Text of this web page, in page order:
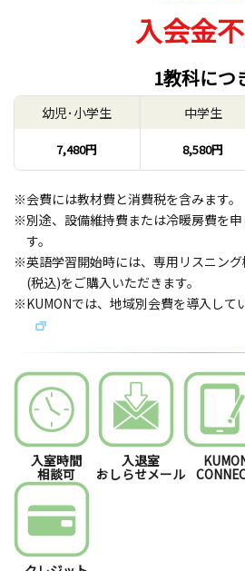
入会金
1教科につ
幼児･小学生
7,480円
中学生
8,580円
※会費には教材費と消費税を含みます。
※別途、設備維持費または冷暖房費を
す。
※英語学習開始時には、専用リスニン
(税込)をご購入いただきます。
※KUMONでは、地域別会費を導入して
入室時間
相談可
入退室
おしらせメール